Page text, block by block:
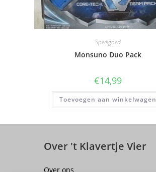
Speelgoed
Monsuno Duo Pack
€14,99
Toevoegen aan winkelwagen
Over 't Klavertje Vier
Over ons